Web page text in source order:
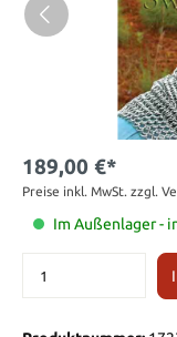
189,00 €*
Preise inkl. MwSt. zzgl.
Im Außenlager -